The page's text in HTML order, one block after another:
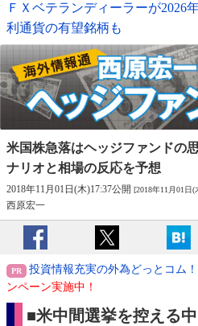
ＦＸベテランディーラーが2026
利通貨の有望銘柄も
米国株急落はヘッジファンドの
ナリオと相場の反応を予想
2018年11月01日(木)17:37公開 [2018年11月01日(
西原宏一
投資情報充実の外為どっとコム！
ンペーン実施中！
■米中間選挙を控える